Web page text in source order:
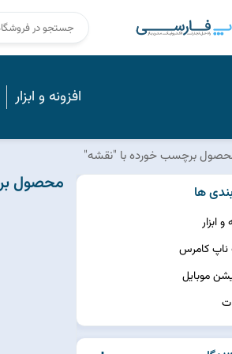
افزونه و ابزار
برچسب خورده با "نقشه"
ها
و ابزار
ناپ کامرس
موبایل
محصول